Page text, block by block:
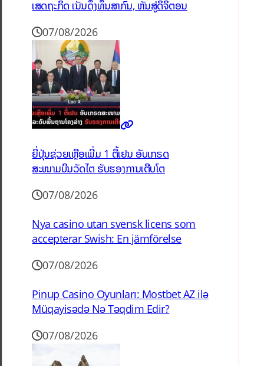
ເສດຖະກິດ ເນັ້ນດຶງທຶນສາກົນ, ຫັນສູ່ດິຈິຕອນ
07/08/2026
ຍີ່ປຸ່ນຊ່ວຍເຫຼືອເພີ່ມ 1 ຕື້ເຢນ ອັບເກຣດ
ສະໜາມບິນວັດໄຕ ຮັບຮອງການເຕີບໂຕ
07/08/2026
Nya casino utan svensk licens som
accepterar Swish: En jämförelse
07/08/2026
Pinup Casino Oyunları: Mostbet AZ ilə
Müqayisədə Nə Təqdim Edir?
07/08/2026